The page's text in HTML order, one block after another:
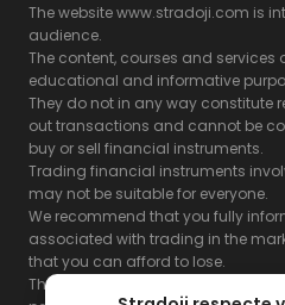
The website www.stradoji.com is
audience.
The content, courses and services
educational and informative
They do not in any way constitute
out transactions and cannot be
buy or sell financial instruments.
Trading financial instruments
may not be suitable for everyone.
We recommend that you fully
associated with trading in the
that you can afford to lose.
The Stradoji site does not